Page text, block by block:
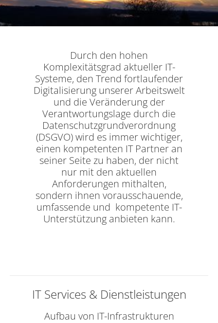
Durch den hohen
Komplexitätsgrad aktueller IT-
Systeme, den Trend fortlaufender
Digitalisierung unserer Arbeitswelt
und die Veränderung der
Verantwortungslage durch die
Datenschutzgrundverordnung
(DSGVO) wird es immer wichtiger,
einen kompetenten IT Partner an
seiner Seite zu haben, der nicht
nur mit den aktuellen
Anforderungen mithalten,
sondern ihnen vorausschauende,
umfassende und kompetente IT-
Unterstützung anbieten kann.
IT Services & Dienstleistungen
Aufbau von IT-Infrastrukturen